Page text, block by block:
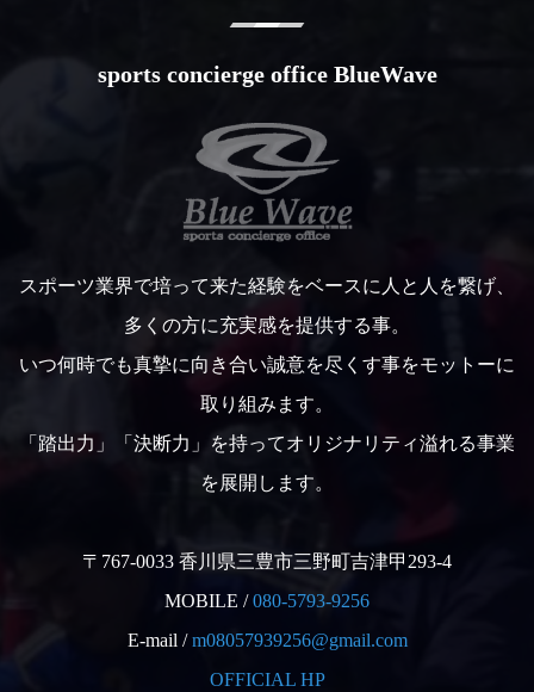
sports concierge office BlueWave
スポーツ業界で培って来た経験をベースに人と人を繋げ、
多くの方に充実感を提供する事。
いつ何時でも真摯に向き合い誠意を尽くす事をモットーに
取り組みます。
「踏出力」「決断力」を持ってオリジナリティ溢れる事業
を展開します。
〒767-0033 香川県三豊市三野町吉津甲293-4
MOBILE /080-5793-9256
E-mail /m08057939256@gmail.com
OFFICIAL HP